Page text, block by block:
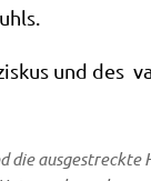
und des
die aus­ge­streck­te